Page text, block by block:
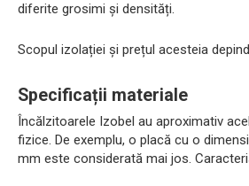
diferite grosimi și densități.
Scopul izolației și prețul acesteia
Specificații materiale
Încălzitoarele Izobel au aproximativ
fizice. De exemplu, o placă cu o
mm este considerată mai jos.